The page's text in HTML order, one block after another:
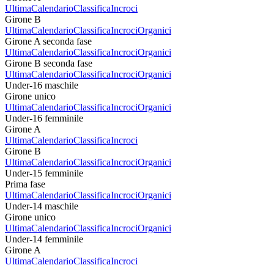
UltimaCalendarioClassificaIncroci
Girone B
UltimaCalendarioClassificaIncrociOrganici
Girone A seconda fase
UltimaCalendarioClassificaIncrociOrganici
Girone B seconda fase
UltimaCalendarioClassificaIncrociOrganici
Under-16 maschile
Girone unico
UltimaCalendarioClassificaIncrociOrganici
Under-16 femminile
Girone A
UltimaCalendarioClassificaIncroci
Girone B
UltimaCalendarioClassificaIncrociOrganici
Under-15 femminile
Prima fase
UltimaCalendarioClassificaIncrociOrganici
Under-14 maschile
Girone unico
UltimaCalendarioClassificaIncrociOrganici
Under-14 femminile
Girone A
UltimaCalendarioClassificaIncroci